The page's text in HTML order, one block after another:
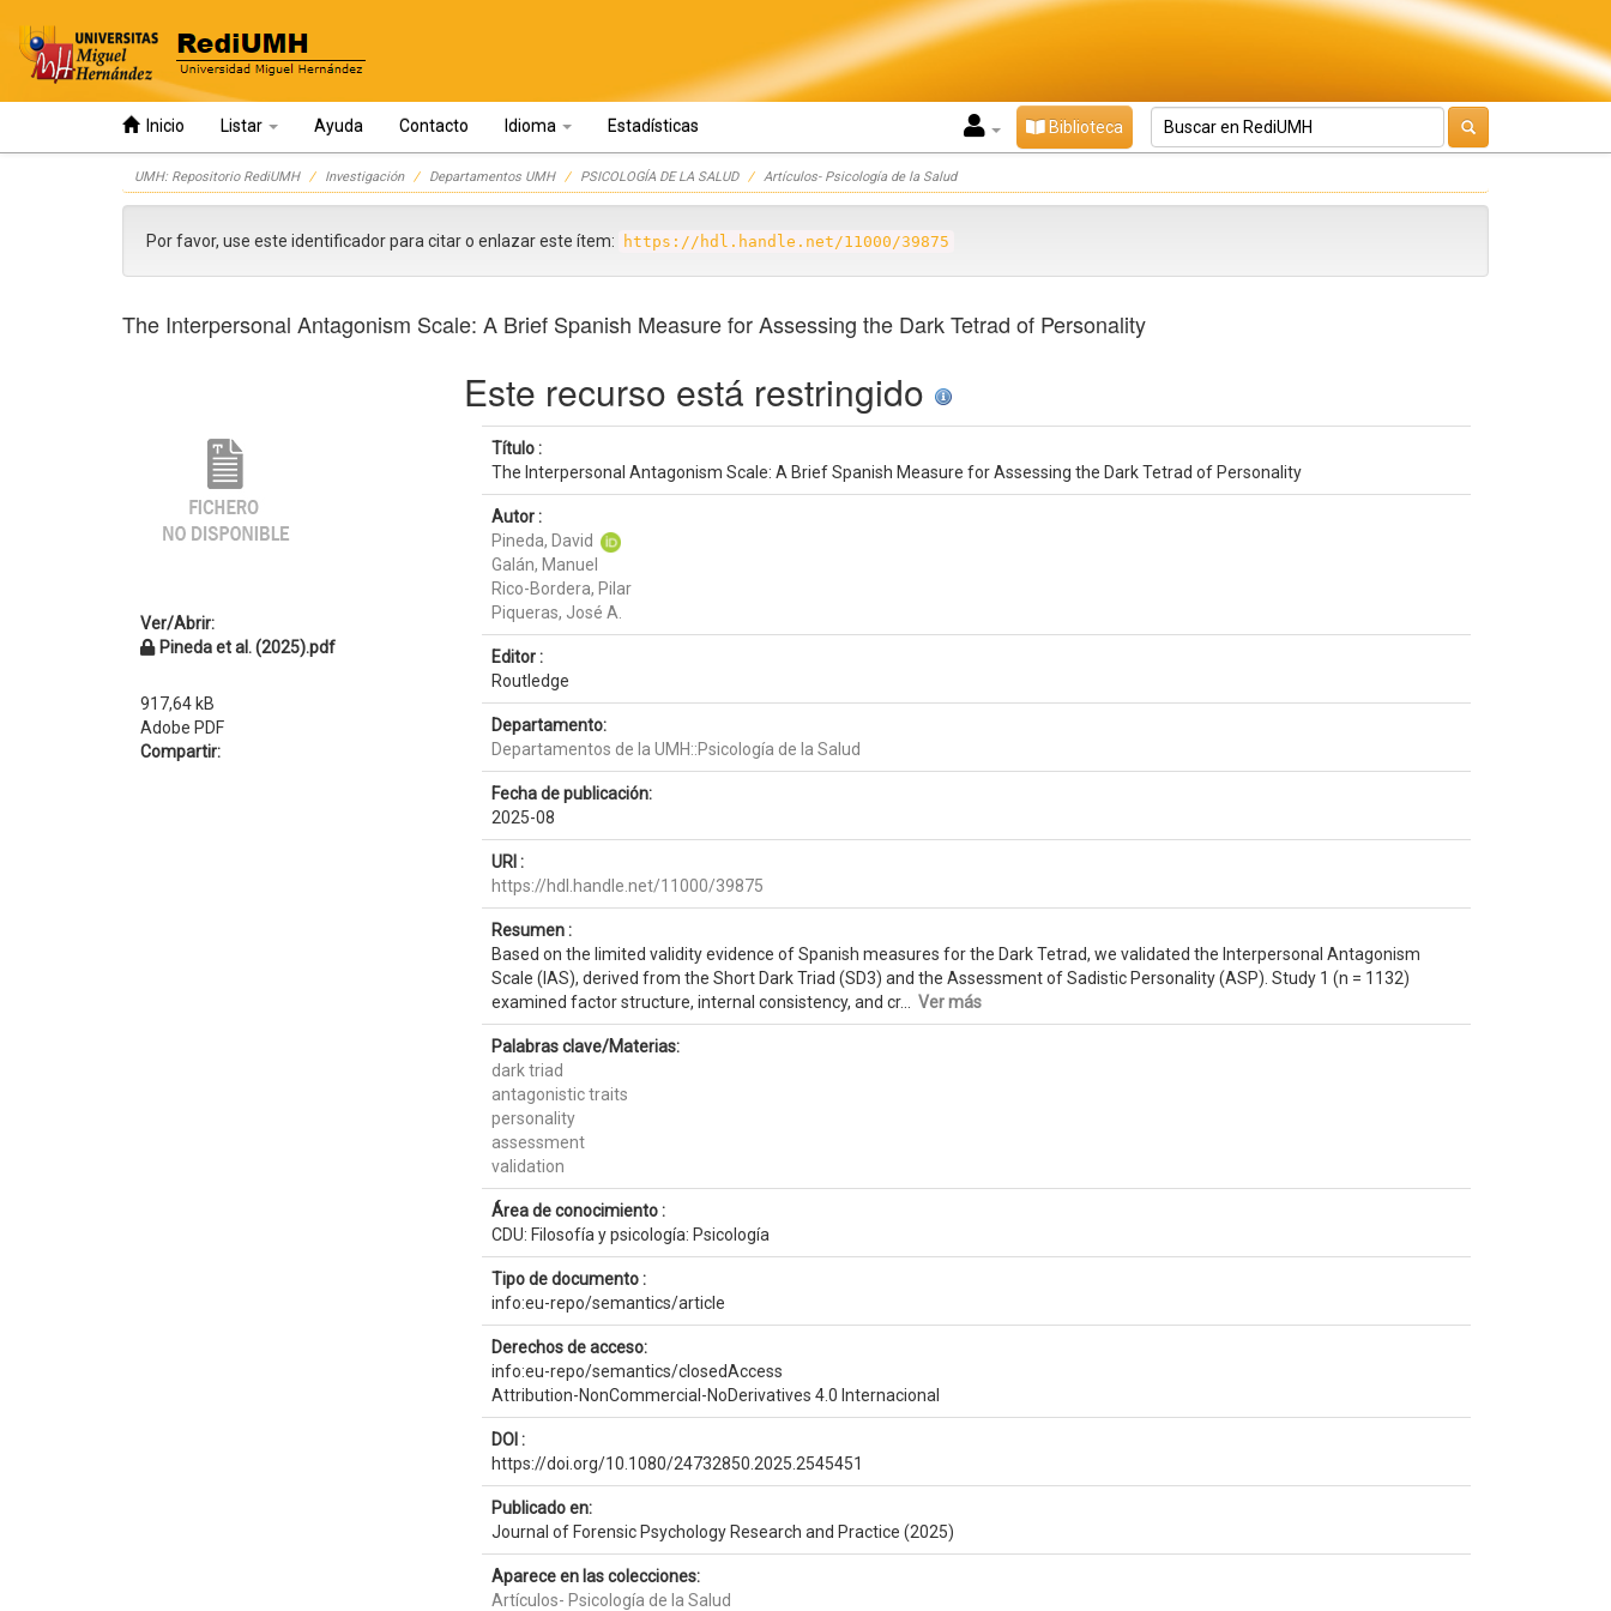
Inicio Listar Ayuda Contacto Idioma Estadísticas Biblioteca
UMH: Repositorio RediUMH Investigación Departamentos UMH PSICOLOGÍA DE LA SALUD Artículos- Psicología de la Salud
Por favor, use este identificador para citar o enlazar este ítem: https://hdl.handle.net/11000/39875
The Interpersonal Antagonism Scale: A Brief Spanish Measure for Assessing the Dark Tetrad of Personality
Ver/Abrir:
Pineda et al. (2025).pdf
917,64 kB
Adobe PDF
Compartir:
Este recurso está restringido
Título :
The Interpersonal Antagonism Scale: A Brief Spanish Measure for Assessing the Dark Tetrad of Personality
Autor :
Pineda, David
Galán, Manuel
Rico-Bordera, Pilar
Piqueras, José A.
Editor :
Routledge
Departamento:
Departamentos de la UMH::Psicología de la Salud
Fecha de publicación:
2025-08
URI :
https://hdl.handle.net/11000/39875
Resumen :
Based on the limited validity evidence of Spanish measures for the Dark Tetrad, we validated the Interpersonal Antagonism
Scale (IAS), derived from the Short Dark Triad (SD3) and the Assessment of Sadistic Personality (ASP). Study 1 (n = 1132)
examined factor structure, internal consistency, and cr... Ver más
Palabras clave/Materias:
dark triad
antagonistic traits
personality
assessment
validation
Área de conocimiento :
CDU: Filosofía y psicología: Psicología
Tipo de documento :
info:eu-repo/semantics/article
Derechos de acceso:
info:eu-repo/semantics/closedAccess
Attribution-NonCommercial-NoDerivatives 4.0 Internacional
DOI :
https://doi.org/10.1080/24732850.2025.2545451
Publicado en:
Journal of Forensic Psychology Research and Practice (2025)
Aparece en las colecciones:
Artículos- Psicología de la Salud